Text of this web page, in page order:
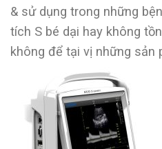
& sử dụng trong những
tích S bé dại hay không
không để tại vị những sản